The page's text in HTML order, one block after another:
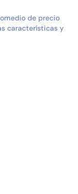
de precio
características y